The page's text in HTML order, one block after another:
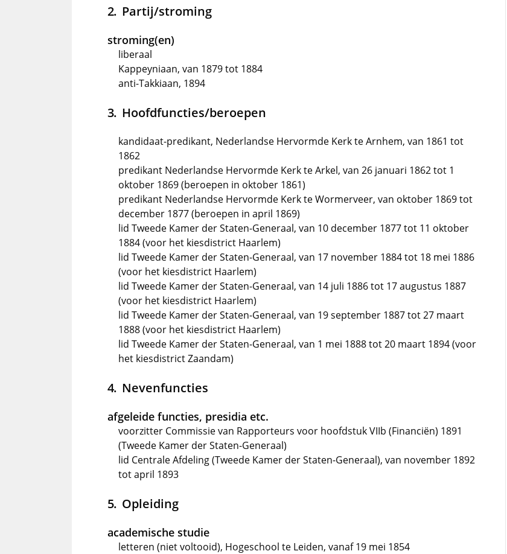
Partij/stroming
stroming(en)
liberaal
Kappeyniaan, van 1879 tot 1884
anti-Takkiaan, 1894
Hoofdfuncties/beroepen
kandidaat-predikant, Nederlandse Hervormde Kerk te Arnhem, van 1861 tot
1862
predikant Nederlandse Hervormde Kerk te Arkel, van 26 januari 1862 tot 1
oktober 1869 (beroepen in oktober 1861)
predikant Nederlandse Hervormde Kerk te Wormerveer, van oktober 1869 tot
december 1877 (beroepen in april 1869)
lid Tweede Kamer der Staten-Generaal, van 10 december 1877 tot 11 oktober
1884 (voor het kiesdistrict Haarlem)
lid Tweede Kamer der Staten-Generaal, van 17 november 1884 tot 18 mei 1886
(voor het kiesdistrict Haarlem)
lid Tweede Kamer der Staten-Generaal, van 14 juli 1886 tot 17 augustus 1887
(voor het kiesdistrict Haarlem)
lid Tweede Kamer der Staten-Generaal, van 19 september 1887 tot 27 maart
1888 (voor het kiesdistrict Haarlem)
lid Tweede Kamer der Staten-Generaal, van 1 mei 1888 tot 20 maart 1894 (voor
het kiesdistrict Zaandam)
Nevenfuncties
afgeleide functies, presidia etc.
voorzitter Commissie van Rapporteurs voor hoofdstuk VIIb (Financiën) 1891
(Tweede Kamer der Staten-Generaal)
lid Centrale Afdeling (Tweede Kamer der Staten-Generaal), van november 1892
tot april 1893
Opleiding
academische studie
letteren (niet voltooid), Hogeschool te Leiden, vanaf 19 mei 1854